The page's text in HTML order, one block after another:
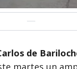
de
martes un